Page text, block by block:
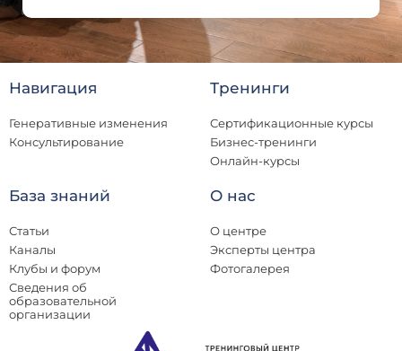
Навигация
Генеративные изменения
Консультирование
Тренинги
Сертификационные курсы
Бизнес-тренинги
Онлайн-курсы
База знаний
Статьи
Каналы
Клубы и форум
Сведения об
образовательной
организации
О нас
О центре
Эксперты центра
Фотогалерея